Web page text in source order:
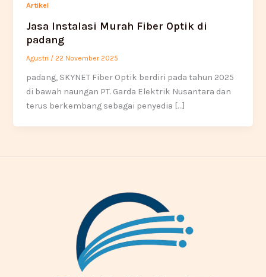
Artikel
Jasa Instalasi Murah Fiber Optik di
padang
Agustri / 22 November 2025
padang, SKYNET Fiber Optik berdiri pada tahun 2025
di bawah naungan PT. Garda Elektrik Nusantara dan
terus berkembang sebagai penyedia […]